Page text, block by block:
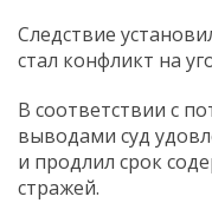
Следствие
стал конфликт на
В соответствии с
выводами суд
и продлил срок
стражей.